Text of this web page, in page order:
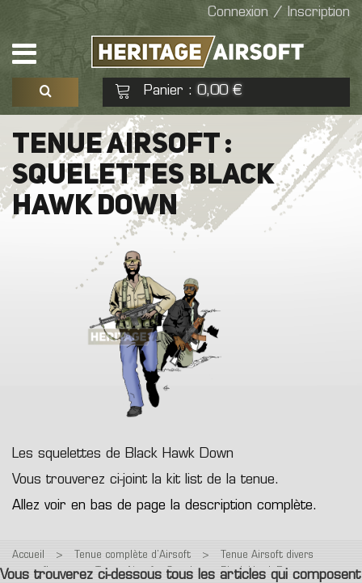
Connexion / Inscription
Panier : 0,00 €
Voir mon panier Commander
Aucun produit
TENUE AIRSOFT :
SQUELETTES BLACK
HAWK DOWN
Les squelettes de Black Hawk Down
Vous trouverez ci-joint la kit list de la tenue.
Allez voir en bas de page la description complète.
Accueil > Tenue complète d’Airsoft >
Tenue Airsoft divers
camouflage
> Tenue Airsoft : Squelettes Black Hawk Down
Vous trouverez ci-dessous tous les articles qui composent